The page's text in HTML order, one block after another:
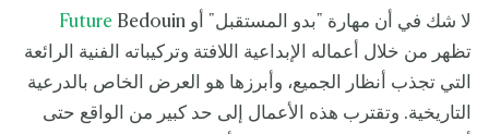
لا شك في أن مهارة "بدو المستقبل" أو Future Bedouin
تظهر من خلال أعماله الإبداعية اللافتة وتركيباته الفنية الرائعة
التي تجذب أنظار الجميع، وأبرزها هو العرض الخاص بالدرعية
التاريخية. وتقترب هذه الأعمال إلى حد كبير من الواقع حتى